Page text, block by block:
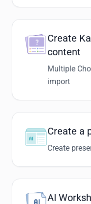
Create
content
Multiple
import
Create a
Create
AI